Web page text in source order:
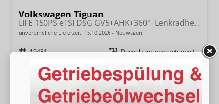
Volkswagen Tiguan
LIFE 150PS eTSI DSG GV5+AHK+360°+Lenkradheiz+IQ.Drive+ACC+App+eHeck+LED
unverbindliche Lieferzeit: 15.10.2026 Neuwagen
Fahrzeugnr. 19434 Getriebe
Doppelkupplungsgetriebe (DSG)
110 kW (150 PS) Kilometerstand 20 km
34.980,– €
incl. 19% MwSt.
Wir rufen Sie an
Fahrzeugexposé (PDF)
Fahrzeug parken